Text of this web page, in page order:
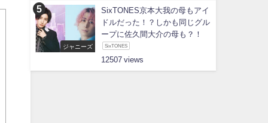
ジャニーズ
SixTONES京本大我の母もアイ
ドルだった！？しかも同じグル
ープに佐久間大介の母も？！
SixTONES
12507